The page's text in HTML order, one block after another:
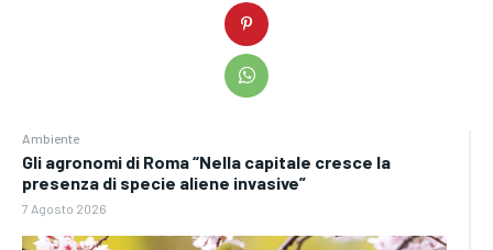
Ambiente
Gli agronomi di Roma “Nella capitale cresce la
presenza di specie aliene invasive”
7 Agosto 2026